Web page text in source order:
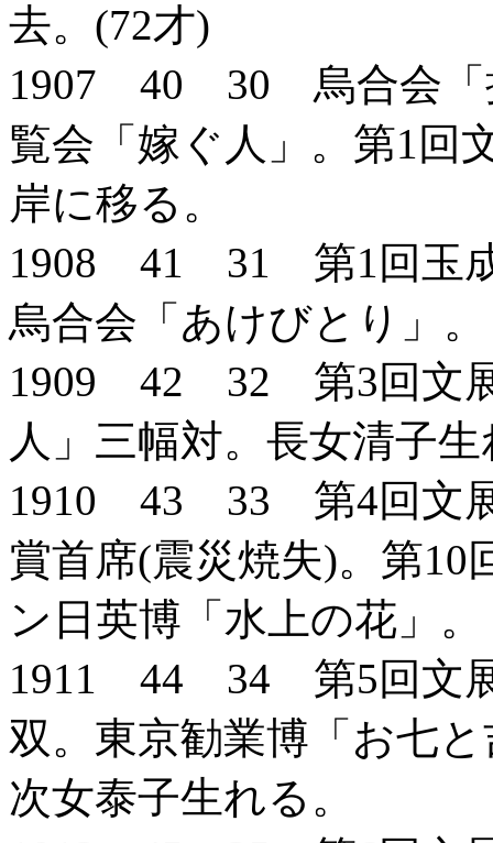
去。(72才)
1907 40 30 烏合会「
覧会「嫁ぐ人」。第1回
岸に移る。
1908 41 31 第1回玉成
烏合会「あけびとり」。
1909 42 32 第3回文展
人」三幅対。長女清子
1910 43 33 第4回文展
賞首席(震災焼失)。第10
ン日英博「水上の花」。
1911 44 34 第5回文展
双。東京勧業博「お七
次女泰子生れる。